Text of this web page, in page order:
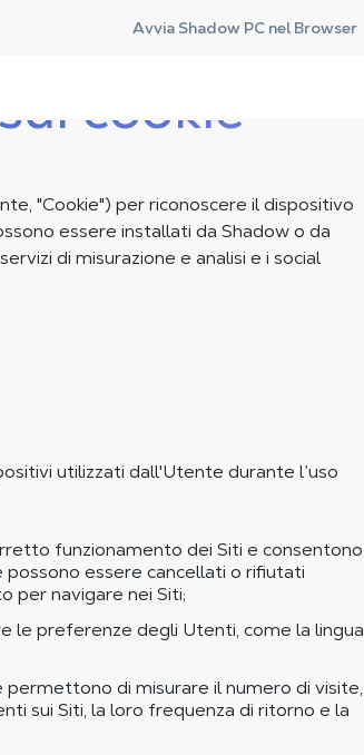
Avvia Shadow PC nel Browser
cookie
"Cookie") per riconoscere il dispositivo
essere installati da Shadow o da
di misurazione e analisi e i social
utilizzati dall'Utente durante l’uso
funzionamento dei Siti e consentono
essere cancellati o rifiutati
per navigare nei Siti;
le preferenze degli Utenti, come la lingua
permettono di misurare il numero di visite,
sui Siti, la loro frequenza di ritorno e la